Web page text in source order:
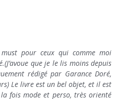
pour ceux qui comme moi
que je le lis moins depuis
rédigé par Garance Doré,
Le livre est un bel objet, et il est
fois mode et perso, très orienté